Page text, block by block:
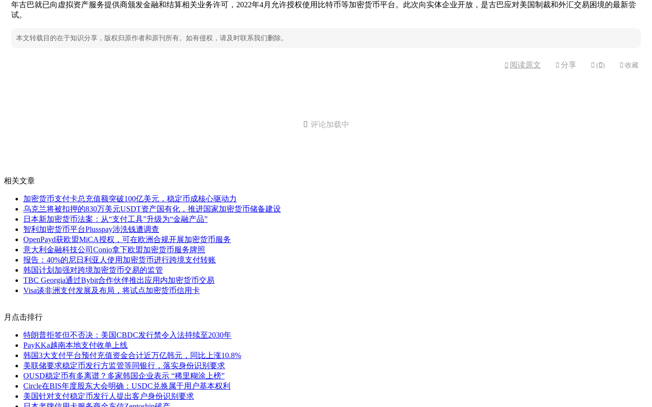
年古巴就已向虚拟资产服务提供商颁发金融和结算相关业务许可，2022年4月允许授权使用比特币等加密货币平台。此次向实体企业开放，是古巴应对美国制裁和外汇交易困境的最新尝
试。
本文转载目的在于知识分享，版权归原作者和原刊所有。如有侵权，请及时联系我们删除。
 阅读原文  分享  ( )  收藏
 评论加载中
相关文章
加密货币支付卡总充值额突破100亿美元，稳定币成核心驱动力
乌克兰将被扣押的830万美元USDT资产国有化，推进国家加密货币储备建设
日本新加密货币法案：从“支付工具”升级为“金融产品”
智利加密货币平台Plusspay涉洗钱遭调查
OpenPayd获欧盟MiCA授权，可在欧洲合规开展加密货币服务
意大利金融科技公司Conio拿下欧盟加密货币服务牌照
报告：40%的尼日利亚人使用加密货币进行跨境支付转账
韩国计划加强对跨境加密货币交易的监管
TBC Georgia通过Bybit合作伙伴推出应用内加密货币交易
Visa谈非洲支付发展及布局，将试点加密货币信用卡
月点击排行
特朗普拒签但不否决：美国CBDC发行禁令入法持续至2030年
PayKKa越南本地支付收单上线
韩国3大支付平台预付充值资金合计近万亿韩元，同比上涨10.8%
美联储要求稳定币发行方监管等同银行，落实身份识别要求
OUSD稳定币有多离谱？多家韩国企业表示 “稀里糊涂上榜”
Circle在BIS年度股东大会明确：USDC兑换属于用户基本权利
美国针对支付稳定币发行人提出客户身份识别要求